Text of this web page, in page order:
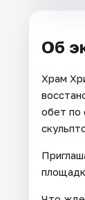
Об
Храм
обет по